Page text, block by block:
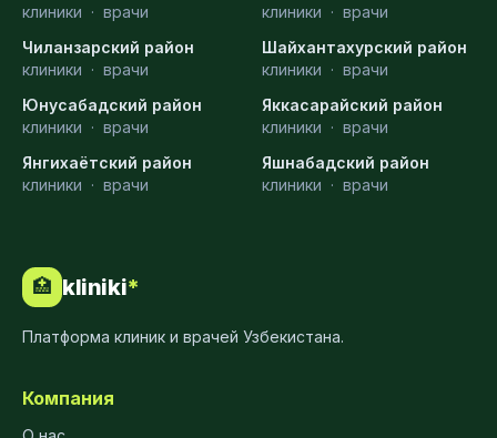
клиники · врачи
клиники · врачи
Чиланзарский район
клиники · врачи
Шайхантахурский район
клиники · врачи
Юнусабадский район
клиники · врачи
Яккасарайский район
клиники · врачи
Янгихаётский район
клиники · врачи
Яшнабадский район
клиники · врачи
🏥 kliniki*
Платформа клиник и врачей Узбекистана.
Компания